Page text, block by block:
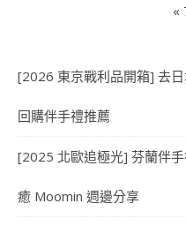
«
[2026 東京戰利品開箱] 去
回購伴手禮推薦
[2025 北歐追極光] 芬蘭伴
癒 Moomin 週邊分享